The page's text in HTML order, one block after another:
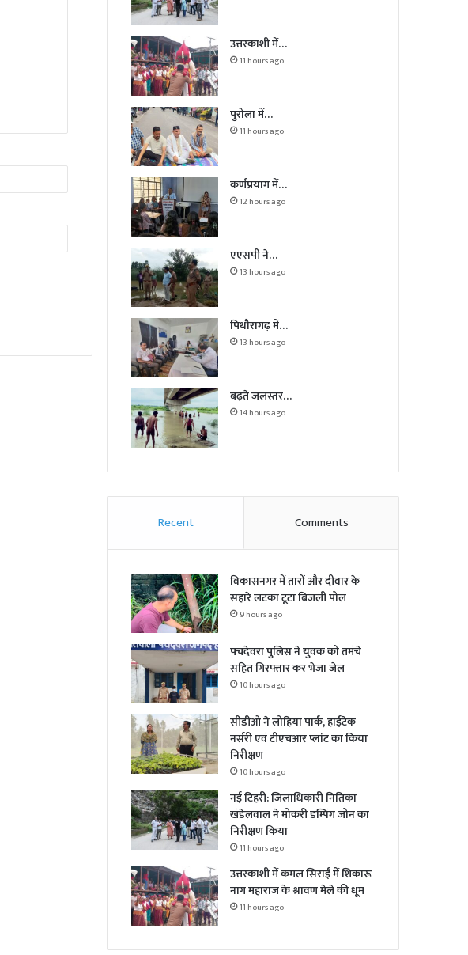
उत्तरकाशी में…
11 hours ago
पुरोला में…
11 hours ago
कर्णप्रयाग में…
12 hours ago
एएसपी ने…
13 hours ago
पिथौरागढ़ में…
13 hours ago
बढ़ते जलस्तर…
14 hours ago
Recent Comments
विकासनगर में तारों और दीवार के
सहारे लटका टूटा बिजली पोल
9 hours ago
पचदेवरा पुलिस ने युवक को तमंचे
सहित गिरफ्तार कर भेजा जेल
10 hours ago
सीडीओ ने लोहिया पार्क, हाईटेक
नर्सरी एवं टीएचआर प्लांट का किया
निरीक्षण
10 hours ago
नई टिहरी: जिलाधिकारी नितिका
खंडेलवाल ने मोकरी डम्पिंग जोन का
निरीक्षण किया
11 hours ago
उत्तरकाशी में कमल सिराईं में शिकारू
नाग महाराज के श्रावण मेले की धूम
11 hours ago